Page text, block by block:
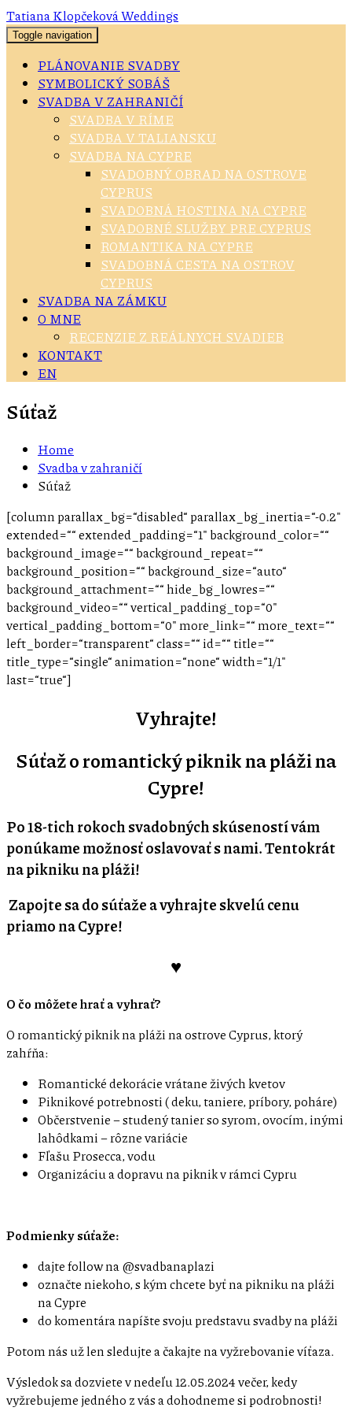
Tatiana Klopčeková Weddings
Toggle navigation
PLÁNOVANIE SVADBY
SYMBOLICKÝ SOBÁŠ
SVADBA V ZAHRANIČÍ
SVADBA V RÍME
SVADBA V TALIANSKU
SVADBA NA CYPRE
SVADOBNÝ OBRAD NA OSTROVE
CYPRUS
SVADOBNÁ HOSTINA NA CYPRE
SVADOBNÉ SLUŽBY PRE CYPRUS
ROMANTIKA NA CYPRE
SVADOBNÁ CESTA NA OSTROV
CYPRUS
SVADBA NA ZÁMKU
O MNE
RECENZIE Z REÁLNYCH SVADIEB
KONTAKT
EN
Súťaž
Home
Svadba v zahraničí
Súťaž
[column parallax_bg=“disabled“ parallax_bg_inertia=“-0.2″
extended=““ extended_padding=“1″ background_color=““
background_image=““ background_repeat=““
background_position=““ background_size=“auto“
background_attachment=““ hide_bg_lowres=““
background_video=““ vertical_padding_top=“0″
vertical_padding_bottom=“0″ more_link=““ more_text=““
left_border=“transparent“ class=““ id=““ title=““
title_type=“single“ animation=“none“ width=“1/1″
last=“true“]
Vyhrajte!
Súťaž o romantický piknik na pláži na
Cypre!
Po 18-tich rokoch svadobných skúseností vám
ponúkame možnosť oslavovať s nami. Tentokrát
na pikniku na pláži!
Zapojte sa do súťaže a vyhrajte skvelú cenu
priamo na Cypre!
♥
O čo môžete hrať a vyhrať?
O romantický piknik na pláži na ostrove Cyprus, ktorý
zahŕňa:
Romantické dekorácie vrátane živých kvetov
Piknikové potrebnosti ( deku, taniere, príbory, poháre)
Občerstvenie – studený tanier so syrom, ovocím, inými
lahôdkami – rôzne variácie
Fľašu Prosecca, vodu
Organizáciu a dopravu na piknik v rámci Cypru
Podmienky súťaže:
dajte follow na @svadbanaplazi
označte niekoho, s kým chcete byť na pikniku na pláži
na Cypre
do komentára napíšte svoju predstavu svadby na pláži
Potom nás už len sledujte a čakajte na vyžrebovanie víťaza.
Výsledok sa dozviete v nedeľu 12.05.2024 večer, kedy
vyžrebujeme jedného z vás a dohodneme si podrobnosti!